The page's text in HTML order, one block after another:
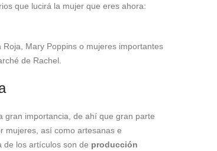
que lucirá la mujer que eres ahora:
Mary Poppins o mujeres importantes
de Rachel.
gran importancia, de ahí que gran parte
mujeres, así como artesanas e
de los artículos son de producción